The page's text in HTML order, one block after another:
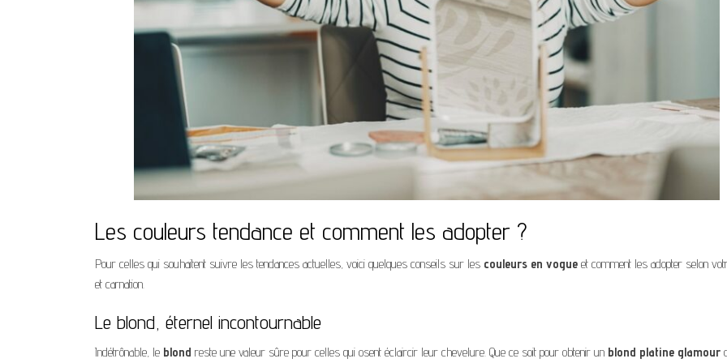
Les couleurs tendance et comment les adopter ?
Pour celles qui souhaitent suivre les tendances actuelles, voici quelques conseils sur les couleurs en vogue et comment les adopter selon
et carnation.
Le blond, éternel incontournable
Indétrônable, le blond reste une valeur sûre pour celles qui osent éclaircir leur chevelure. Que ce soit pour obtenir un blond platine glamour